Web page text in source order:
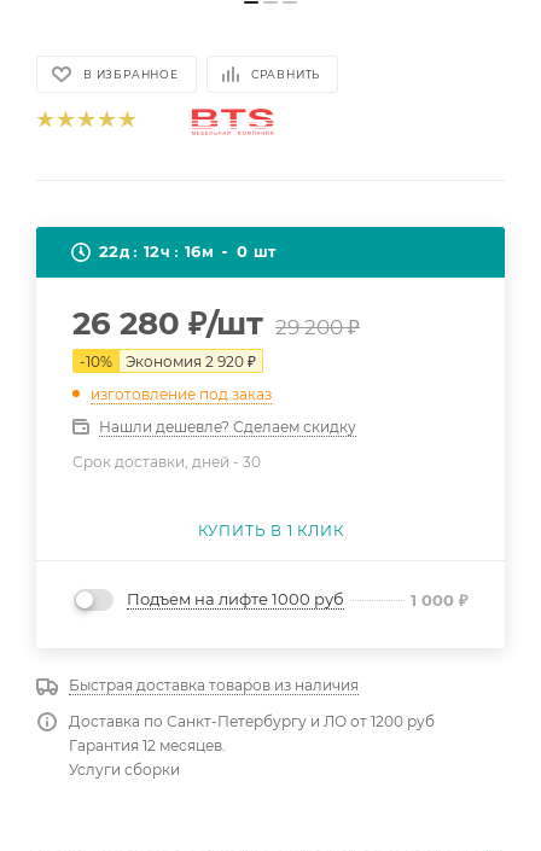
В ИЗБРАННОЕ СРАВНИТЬ
22д 12ч 16м 0 шт
26 280 ₽/шт 29 200₽
-10% Экономия 2 920 ₽
изготовление под заказ
Нашли дешевле? Сделаем скидку
Срок доставки, дней - 30
КУПИТЬ В 1 КЛИК
Подъем на лифте 1000 руб 1 000 ₽
Быстрая доставка товаров из наличия
Доставка по Санкт-Петербургу и ЛО от 1200 руб
Гарантия 12 месяцев.
Услуги сборки